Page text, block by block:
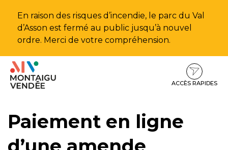
En raison des risques d’incendie, le parc du Val
d’Asson est fermé au public jusqu’à nouvel
ordre. Merci de votre compréhension.
Aller
Aller
contenu
Aller
pied
ACCÈS RAPIDES
Paiement en ligne